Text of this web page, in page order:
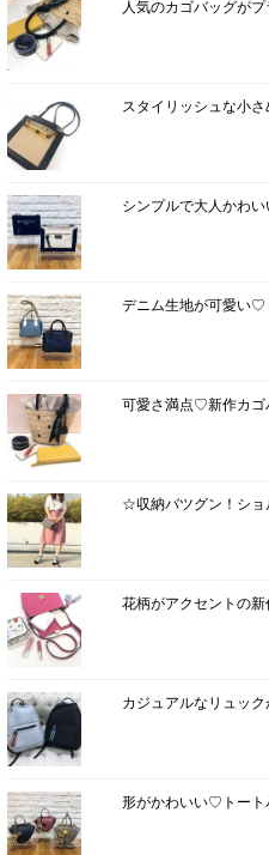
人気のカゴバッグがプ
スタイリッシュな小
シンプルで大人かわ
デニム生地が可愛い♡
可愛さ満点♡新作カゴ
☆収納バツグン！シ
花柄がアクセントの新
カジュアルなリュッ
形がかわいい♡トート